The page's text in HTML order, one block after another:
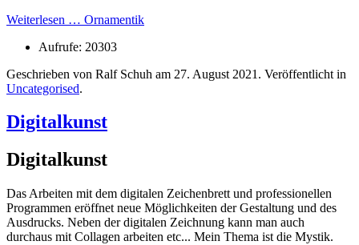
Weiterlesen … Ornamentik
Aufrufe: 20303
Geschrieben von Ralf Schuh am 27. August 2021 . Veröffentlicht in
Uncategorised.
Digitalkunst
Digitalkunst
Das Arbeiten mit dem digitalen Zeichenbrett und professionellen
Programmen eröffnet neue Möglichkeiten der Gestaltung und des
Ausdrucks. Neben der digitalen Zeichnung kann man auch
durchaus mit Collagen arbeiten etc... Mein Thema ist die Mystik.